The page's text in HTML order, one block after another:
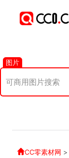
图片
CC零素材网 >